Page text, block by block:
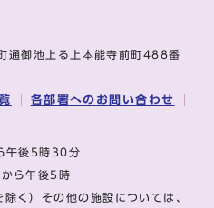
御池上る上本能寺前町488番
各部署へのお問い合わせ
午後5時30分
から午後5時
く）その他の施設については、